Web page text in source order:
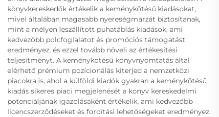
könyvkereskedők értékelik a keménykötésű kiadásokat,
mivel általában magasabb nyereségmarzát biztosítanak,
mint a mélyen leszállított puhatáblás kiadások, ami
kedvezőbb polcfoglalatot és promóciós támogatást
eredményez, és ezzel tovább növeli az értékesítési
teljesítményt. A keménykötésű könyvnyomtatás által
elérhető prémium pozícionálás kiterjed a nemzetközi
piacokra is, ahol a külföldi kiadók gyakran a keménykötésű
kiadás sikeres piaci megjelenését a könyv kereskedelmi
potenciáljának igazolásaként értékelik, ami kedvezőbb
licencszerződéseket és fordítási lehetőségeket eredményez.